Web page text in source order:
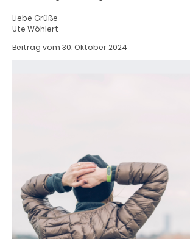
Liebe Grüße
Ute Wöhlert
Beitrag vom 30. Oktober 2024